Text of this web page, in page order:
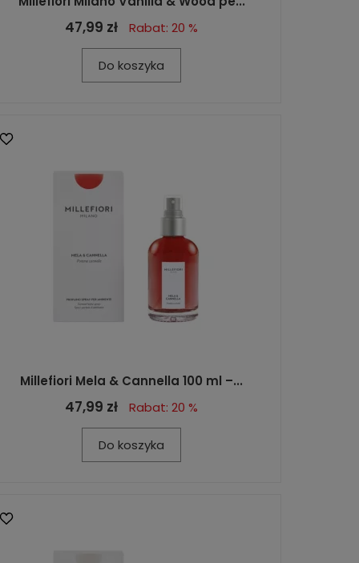
47,99 zł Rabat: 20 %
Do koszyka
Millefiori Mela & Cannella 100 ml –...
47,99 zł Rabat: 20 %
Do koszyka